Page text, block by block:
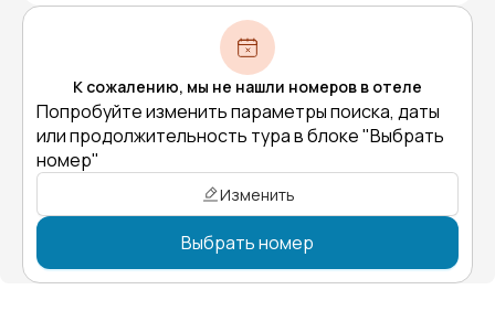
К сожалению, мы не нашли номеров в отеле
Попробуйте изменить параметры поиска, даты
или продолжительность тура в блоке "Выбрать
номер"
Изменить
Выбрать номер